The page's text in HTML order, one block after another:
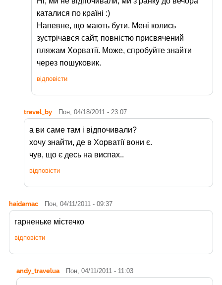
каталися по країні :)
Напевне, що мають бути. Мені колись
зустрічався сайт, повністю присвячений
пляжам Хорватії. Може, спробуйте знайти
через пошуковик.
відповісти
travel_by Пон, 04/18/2011 - 23:07
а ви саме там і відпочивали?
хочу знайти, де в Хорватії вони є.
чув, що є десь на виспах..
відповісти
haidamac Пон, 04/11/2011 - 09:37
гарненьке містечко
відповісти
andy_travelua Пон, 04/11/2011 - 11:03